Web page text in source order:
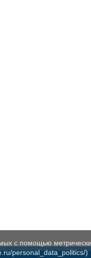
с помощью
personal_data_politics/)